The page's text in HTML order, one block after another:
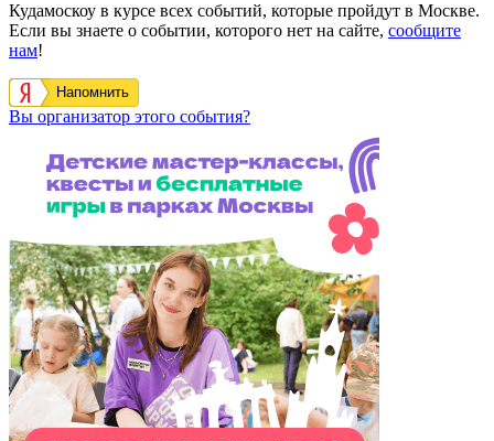
Кудамоскоу в курсе всех событий, которые пройдут в Москве.
Если вы знаете о событии, которого нет на сайте, сообщите
нам!
Напомнить
Вы организатор этого события?